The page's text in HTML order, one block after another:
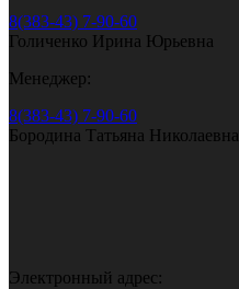
8(383-43) 7-90-60
Голиченко Ирина Юрьевна
Менеджер:
8(383-43) 7-90-60
Бородина Татьяна Николаевна
Электронный адрес: